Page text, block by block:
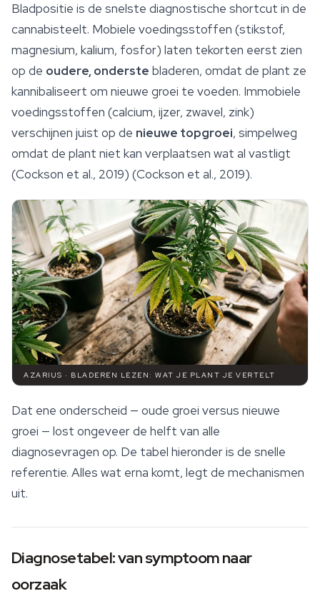
Bladpositie is de snelste diagnostische shortcut in de
cannabisteelt. Mobiele voedingsstoffen (stikstof,
magnesium, kalium, fosfor) laten tekorten eerst zien
op de oudere, onderste bladeren, omdat de plant ze
kannibaliseert om nieuwe groei te voeden. Immobiele
voedingsstoffen (calcium, ijzer, zwavel, zink)
verschijnen juist op de nieuwe topgroei, simpelweg
omdat de plant niet kan verplaatsen wat al vastligt
(Cockson et al., 2019) (Cockson et al., 2019).
AZARIUS · BLADEREN LEZEN: WAT JE PLANT JE VERTELT
Dat ene onderscheid — oude groei versus nieuwe
groei — lost ongeveer de helft van alle
diagnosevragen op. De tabel hieronder is de snelle
referentie. Alles wat erna komt, legt de mechanismen
uit.
Diagnosetabel: van symptoom naar
oorzaak